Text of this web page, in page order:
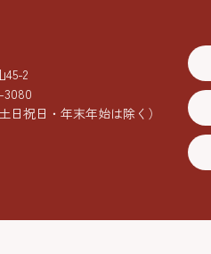
2
3080
土日祝日・年末年始は除く）